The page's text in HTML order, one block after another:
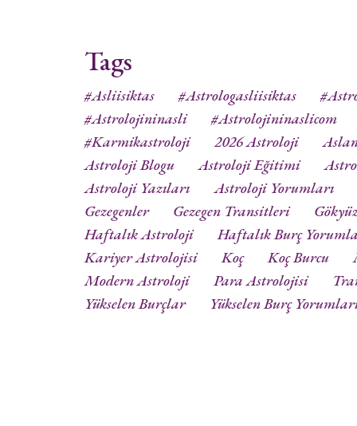
Tags
#asliisiktas #astrologasliisiktas
#astrolojininasli
#astrolojininaslicom
#karmikastroloji
2026 Astroloji
Astroloji Blogu
Astroloji Eğitimi
Astroloji Yazıları
Astroloji Yorumları
Gezegenler
Gezegen Transitleri
Haftalık Astroloji
Haftalık Burç
Kariyer Astrolojisi
Koç Koç Burcu
Modern Astroloji
Para Astrolojisi
Yükselen Burçlar
Yükselen Burç